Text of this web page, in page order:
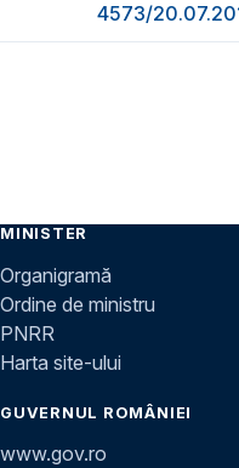
4573/
MINISTER
Organigramă
Ordine de ministru
PNRR
Harta site-ului
GUVERNUL ROMÂNIEI
www.gov.ro